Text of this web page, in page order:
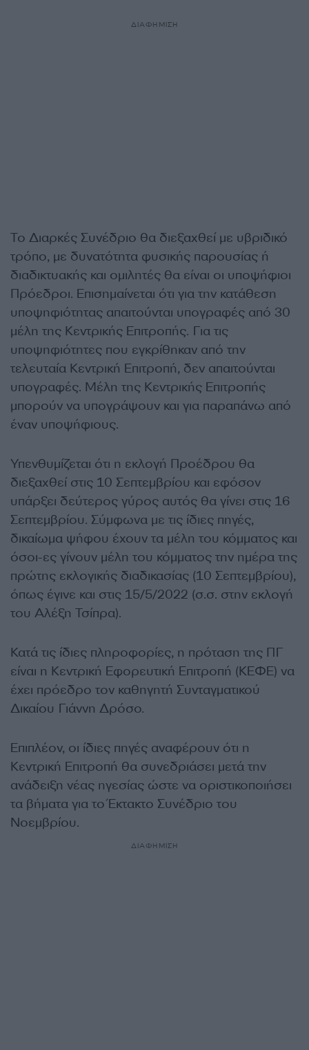
ΔΙΑΦΗΜΙΣΗ
Το Διαρκές Συνέδριο θα διεξαχθεί με υβριδικό
τρόπο, με δυνατότητα φυσικής παρουσίας ή
διαδικτυακής και ομιλητές θα είναι οι υποψήφιοι
Πρόεδροι. Επισημαίνεται ότι για την κατάθεση
υποψηφιότητας απαιτούνται υπογραφές από 30
μέλη της Κεντρικής Επιτροπής. Για τις
υποψηφιότητες που εγκρίθηκαν από την
τελευταία Κεντρική Επιτροπή, δεν απαιτούνται
υπογραφές. Μέλη της Κεντρικής Επιτροπής
μπορούν να υπογράψουν και για παραπάνω από
έναν υποψήφιους.
Υπενθυμίζεται ότι η εκλογή Προέδρου θα
διεξαχθεί στις 10 Σεπτεμβρίου και εφόσον
υπάρξει δεύτερος γύρος αυτός θα γίνει στις 16
Σεπτεμβρίου. Σύμφωνα με τις ίδιες πηγές,
δικαίωμα ψήφου έχουν τα μέλη του κόμματος και
όσοι-ες γίνουν μέλη του κόμματος την ημέρα της
πρώτης εκλογικής διαδικασίας (10 Σεπτεμβρίου),
όπως έγινε και στις 15/5/2022 (σ.σ. στην εκλογή
του Αλέξη Τσίπρα).
Κατά τις ίδιες πληροφορίες, η πρόταση της ΠΓ
είναι η Κεντρική Εφορευτική Επιτροπή (ΚΕΦΕ) να
έχει πρόεδρο τον καθηγητή Συνταγματικού
Δικαίου Γιάννη Δρόσο.
Επιπλέον, οι ίδιες πηγές αναφέρουν ότι η
Κεντρική Επιτροπή θα συνεδριάσει μετά την
ανάδειξη νέας ηγεσίας ώστε να οριστικοποιήσει
τα βήματα για το Έκτακτο Συνέδριο του
Νοεμβρίου.
ΔΙΑΦΗΜΙΣΗ